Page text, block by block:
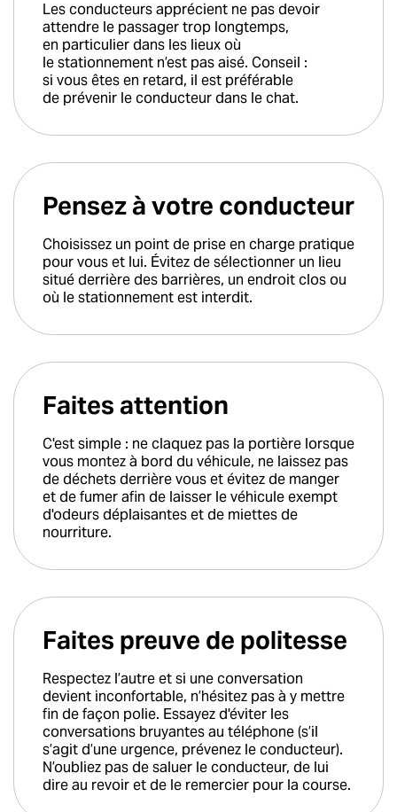
Les conducteurs apprécient ne pas devoir
attendre le passager trop longtemps,
en particulier dans les lieux où
le stationnement n’est pas aisé. Conseil :
si vous êtes en retard, il est préférable
de prévenir le conducteur dans le chat.
Pensez à votre conducteur
Choisissez un point de prise en charge pratique
pour vous et lui. Évitez de sélectionner un lieu
situé derrière des barrières, un endroit clos ou
où le stationnement est interdit.
Faites attention
C'est simple : ne claquez pas la portière lorsque
vous montez à bord du véhicule, ne laissez pas
de déchets derrière vous et évitez de manger
et de fumer afin de laisser le véhicule exempt
d'odeurs déplaisantes et de miettes de
nourriture.
Faites preuve de politesse
Respectez l’autre et si une conversation
devient inconfortable, n’hésitez pas à y mettre
fin de façon polie. Essayez d'éviter les
conversations bruyantes au téléphone (s’il
s’agit d’une urgence, prévenez le conducteur).
N’oubliez pas de saluer le conducteur, de lui
dire au revoir et de le remercier pour la course.